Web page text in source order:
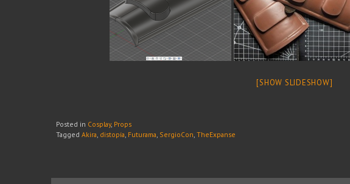
[SHOW SLIDESHOW]
Posted in Cosplay, Props
TaggedAkira, distopía, Futurama, SergioCon,TheExpanse